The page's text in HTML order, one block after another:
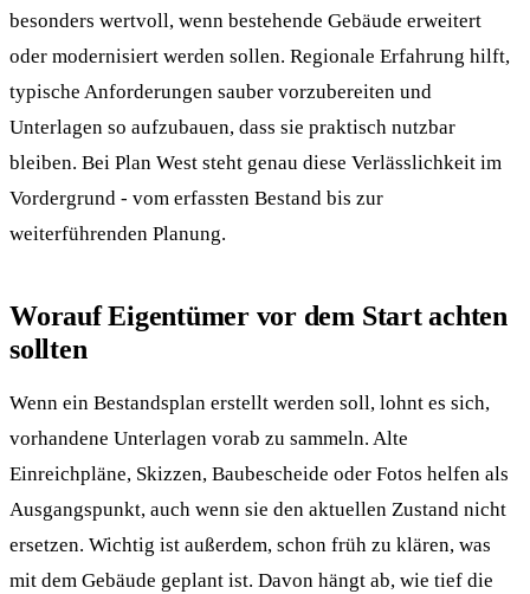
besonders wertvoll, wenn bestehende Gebäude erweitert
oder modernisiert werden sollen. Regionale Erfahrung hilft,
typische Anforderungen sauber vorzubereiten und
Unterlagen so aufzubauen, dass sie praktisch nutzbar
bleiben. Bei Plan West steht genau diese Verlässlichkeit im
Vordergrund - vom erfassten Bestand bis zur
weiterführenden Planung.
Worauf Eigentümer vor dem Start achten
sollten
Wenn ein Bestandsplan erstellt werden soll, lohnt es sich,
vorhandene Unterlagen vorab zu sammeln. Alte
Einreichpläne, Skizzen, Baubescheide oder Fotos helfen als
Ausgangspunkt, auch wenn sie den aktuellen Zustand nicht
ersetzen. Wichtig ist außerdem, schon früh zu klären, was
mit dem Gebäude geplant ist. Davon hängt ab, wie tief die